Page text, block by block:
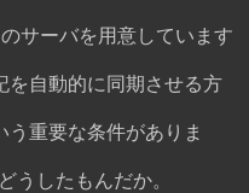
サーバを用意しています
を自動的に同期させる方
重要な条件がありま
うしたもんだか。